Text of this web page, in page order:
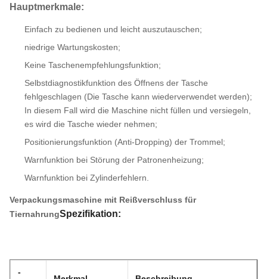
Hauptmerkmale:
Einfach zu bedienen und leicht auszutauschen;
niedrige Wartungskosten;
Keine Taschenempfehlungsfunktion;
Selbstdiagnostikfunktion des Öffnens der Tasche
fehlgeschlagen (Die Tasche kann wiederverwendet werden);
In diesem Fall wird die Maschine nicht füllen und versiegeln,
es wird die Tasche wieder nehmen;
Positionierungsfunktion (Anti-Dropping) der Trommel;
Warnfunktion bei Störung der Patronenheizung;
Warnfunktion bei Zylinderfehlern.
Verpackungsmaschine mit Reißverschluss für
TiernahrungSpezifikation:
-